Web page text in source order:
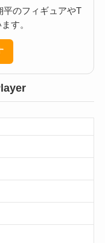
平のフィギュアやT
す。